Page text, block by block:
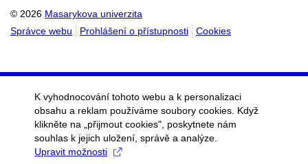
infrastruktur
Odbor pro strategii
komunikace
Oddělení komunikace
Digitální marketing a
weby
© 2026 Masarykova univerzita
Správce webu
Prohlášení o přístupnosti Cookies
K vyhodnocování tohoto webu a k personalizaci
obsahu a reklam používáme soubory cookies. Když
klikněte na „přijmout cookies", poskytnete nám
souhlas k jejich uložení, správě a analýze.
Upravit možnosti